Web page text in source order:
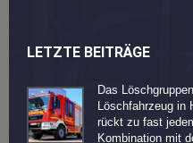
LETZTE BEITRÄGE
Das
Löschfahrzeug
rückt zu fast
Kombination mit